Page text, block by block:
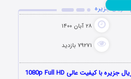
۲۸ آبان ۱۴۰۰
۷۹۲۷۱ بازدید
دانلود قسمت پنجم 5 سریال جزیره با کیفیت عالی 1080p Full HD